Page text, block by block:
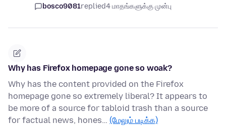
bosco9081replied4 மாதங்களுக்கு முன்பு
Why has Firefox homepage gone so woak?
Why has the content provided on the Firefox
homepage gone so extremely liberal? It appears to
be more of a source for tabloid trash than a source
for factual news, hones… (மேலும் படிக்க)